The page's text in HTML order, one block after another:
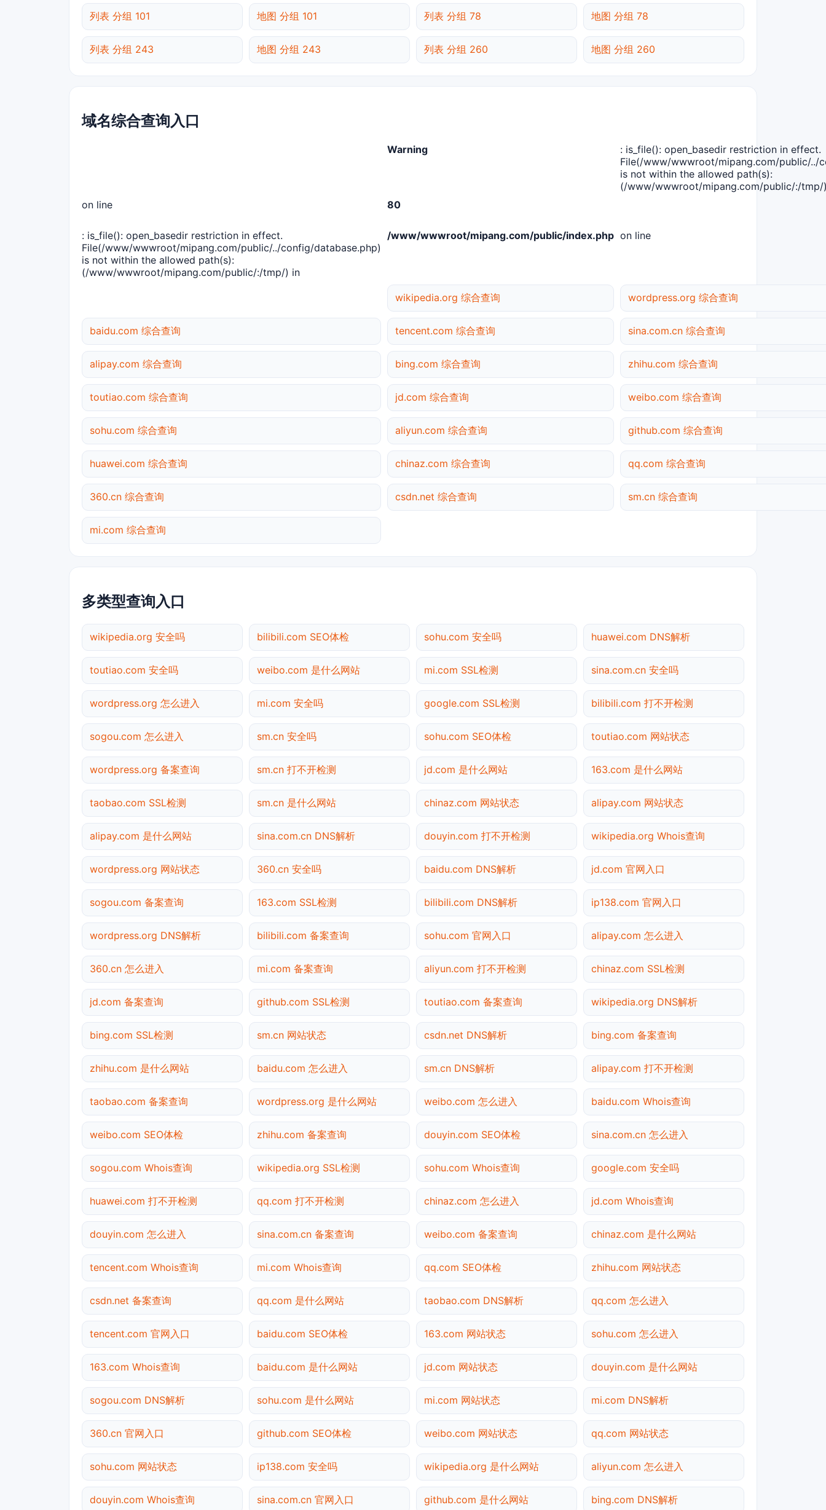
列表 分组 101 地图 分组 101 列表 分组 78 地图 分组 78
列表 分组 243 地图 分组 243 列表 分组 260 地图 分组 260
域名综合查询入口
Warning
: is_file(): open_basedir restriction in effect.
File(/www/wwwroot/mipang.com/public/../
is not within the allowed path(s):
(/www/wwwroot/mipang.com/public/:/tmp/
on line
80
: is_file(): open_basedir restriction in effect.
File(/www/wwwroot/mipang.com/public/../config/database.php)
is not within the allowed path(s):
(/www/wwwroot/mipang.com/public/:/tmp/) in
/www/wwwroot/mipang.com/public/index.php on line
wikipedia.org 综合查询 wordpress.org 综合查询
baidu.com 综合查询 tencent.com 综合查询 sina.com.cn 综合查询
alipay.com 综合查询 bing.com 综合查询 zhihu.com 综合查询
toutiao.com 综合查询 jd.com 综合查询 weibo.com 综合查询
sohu.com 综合查询 aliyun.com 综合查询 github.com 综合查询
huawei.com 综合查询 chinaz.com 综合查询 qq.com 综合查询
360.cn 综合查询 csdn.net 综合查询 sm.cn 综合查询
mi.com 综合查询
多类型查询入口
wikipedia.org 安全吗 bilibili.com SEO体检 sohu.com 安全吗 huawei.com DNS解析
toutiao.com 安全吗 weibo.com 是什么网站 mi.com SSL检测 sina.com.cn 安全吗
wordpress.org 怎么进入 mi.com 安全吗 google.com SSL检测 bilibili.com 打不开检测
sogou.com 怎么进入 sm.cn 安全吗 sohu.com SEO体检 toutiao.com 网站状态
wordpress.org 备案查询 sm.cn 打不开检测 jd.com 是什么网站 163.com 是什么网站
taobao.com SSL检测 sm.cn 是什么网站 chinaz.com 网站状态 alipay.com 网站状态
alipay.com 是什么网站 sina.com.cn DNS解析 douyin.com 打不开检测 wikipedia.org Whois查询
wordpress.org 网站状态 360.cn 安全吗 baidu.com DNS解析 jd.com 官网入口
sogou.com 备案查询 163.com SSL检测 bilibili.com DNS解析 ip138.com 官网入口
wordpress.org DNS解析 bilibili.com 备案查询 sohu.com 官网入口 alipay.com 怎么进入
360.cn 怎么进入 mi.com 备案查询 aliyun.com 打不开检测 chinaz.com SSL检测
jd.com 备案查询 github.com SSL检测 toutiao.com 备案查询 wikipedia.org DNS解析
bing.com SSL检测 sm.cn 网站状态 csdn.net DNS解析 bing.com 备案查询
zhihu.com 是什么网站 baidu.com 怎么进入 sm.cn DNS解析 alipay.com 打不开检测
taobao.com 备案查询 wordpress.org 是什么网站 weibo.com 怎么进入 baidu.com Whois查询
weibo.com SEO体检 zhihu.com 备案查询 douyin.com SEO体检 sina.com.cn 怎么进入
sogou.com Whois查询 wikipedia.org SSL检测 sohu.com Whois查询 google.com 安全吗
huawei.com 打不开检测 qq.com 打不开检测 chinaz.com 怎么进入 jd.com Whois查询
douyin.com 怎么进入 sina.com.cn 备案查询 weibo.com 备案查询 chinaz.com 是什么网站
tencent.com Whois查询 mi.com Whois查询 qq.com SEO体检 zhihu.com 网站状态
csdn.net 备案查询 qq.com 是什么网站 taobao.com DNS解析 qq.com 怎么进入
tencent.com 官网入口 baidu.com SEO体检 163.com 网站状态 sohu.com 怎么进入
163.com Whois查询 baidu.com 是什么网站 jd.com 网站状态 douyin.com 是什么网站
sogou.com DNS解析 sohu.com 是什么网站 mi.com 网站状态 mi.com DNS解析
360.cn 官网入口 github.com SEO体检 weibo.com 网站状态 qq.com 网站状态
sohu.com 网站状态 ip138.com 安全吗 wikipedia.org 是什么网站 aliyun.com 怎么进入
douyin.com Whois查询 sina.com.cn 官网入口 github.com 是什么网站 bing.com DNS解析